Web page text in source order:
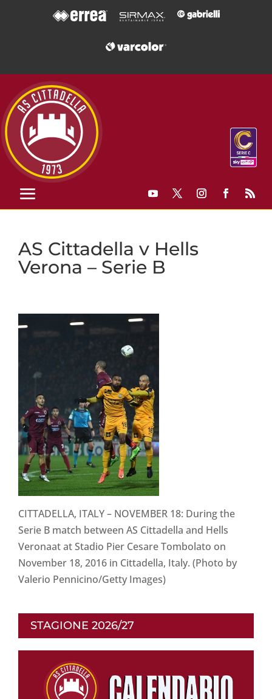
AS Cittadella v Hells
Verona – Serie B
CITTADELLA, ITALY – NOVEMBER 18: During the
Serie B match between AS Cittadella and Hells
Veronaat at Stadio Pier Cesare Tombolato on
November 18, 2016 in Cittadella, Italy. (Photo by
Valerio Pennicino/Getty Images)
STAGIONE 2026/27